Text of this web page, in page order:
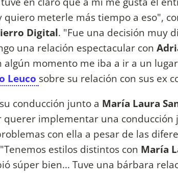
quiero meterle más tiempo a eso",
Digital. "Fue una decisión muy
una relación espectacular con
algún momento me iba a ir a un
Leuco sobre su relación con sus ex
conducción junto a María Laura
querer implementar una conducción
con ella a pesar de las
estilos distintos con María
súper bien... Tuve una bárbara